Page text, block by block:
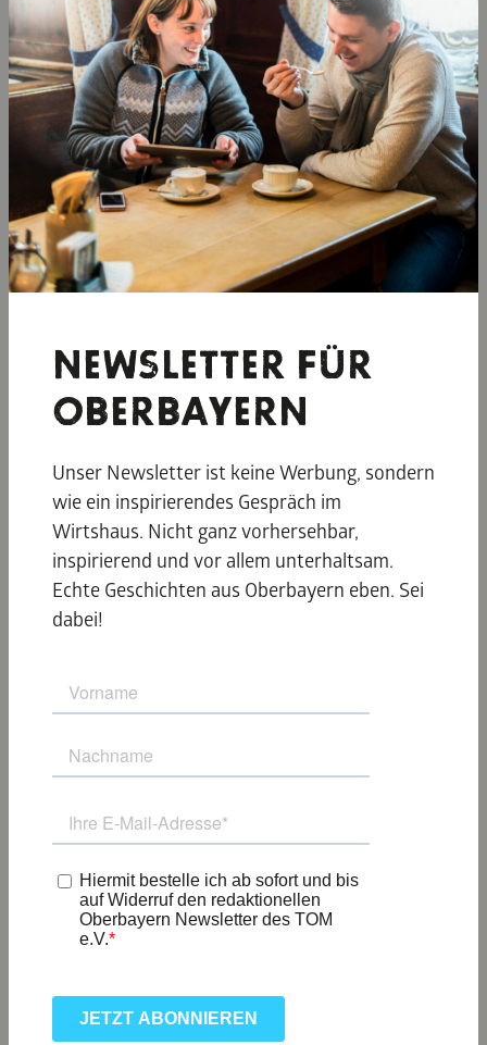
© oberbayern.de, piarazzi ©
IHRE
GESCHMACKVOLLSTE
NEBENSAISON
Apropos Pausen: Lust aufKaiserschmarrn
auf der Alm
oder Kasspatzn mit Blick auf blühende Wiesen? Oder
lieber internationale
, inspiriert von
Oberbayerns Produkten und Charakter? Hier schmeckt der
zum Detail. Jede Region serviert ihren eigenen Stil – vom
traditionellen Wirtshaus bis zur gehobenen Gourmetküche
Bekommt sie. Knusprig, goldbraun, mit Panorama.
NEWSLETTER FÜR
OBERBAYERN
Unser Newsletter ist keine Werbung, sondern
wie ein inspirierendes Gespräch im
Wirtshaus. Nicht ganz vorhersehbar,
inspirierend und vor allem unterhaltsam.
Echte Geschichten aus Oberbayern eben. Sei
dabei!